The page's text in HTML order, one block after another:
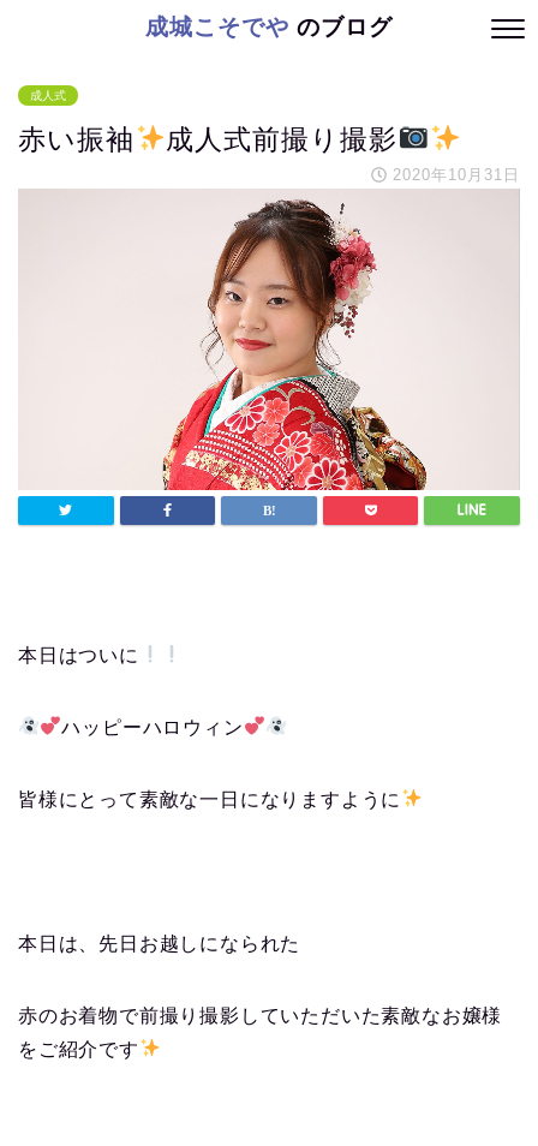
成城こそでや のブログ
成人式
赤い振袖 成人式前撮り撮影
2020年10月31日
本日はついに
ハッピーハロウィン
皆様にとって素敵な一日になりますように
本日は、先日お越しになられた
赤のお着物で前撮り撮影していただいた素敵なお嬢様
をご紹介です